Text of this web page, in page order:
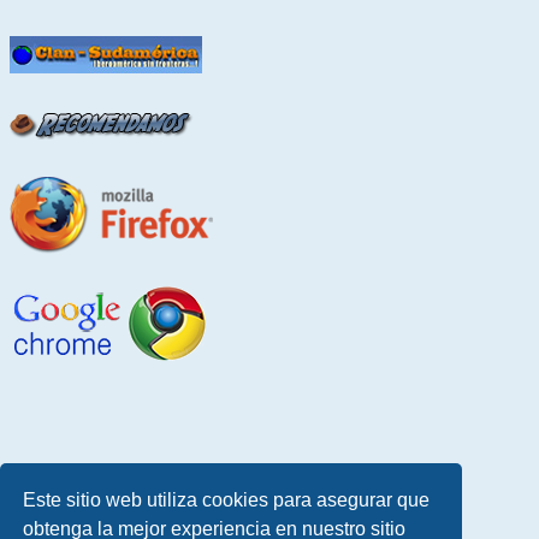
Este sitio web utiliza cookies para asegurar que
obtenga la mejor experiencia en nuestro sitio